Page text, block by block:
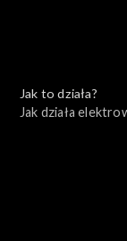
Jak to działa?
Jak działa